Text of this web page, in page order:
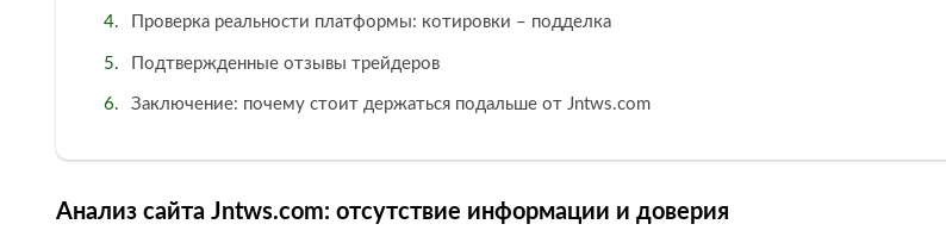
Проверка реальности платформы: котировки – подделка
Подтвержденные отзывы трейдеров
Заключение: почему стоит держаться подальше от Jntws.com
Анализ сайта Jntws.com: отсутствие информации и доверия